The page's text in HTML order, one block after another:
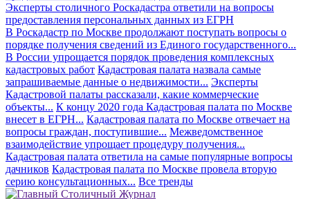
Эксперты столичного Роскадастра ответили на вопросы
предоставления персональных данных из ЕГРН
В Роскадастр по Москве продолжают поступать вопросы о
порядке получения сведений из Единого государственного...
В России упрощается порядок проведения комплексных
кадастровых работ Кадастровая палата назвала самые
запрашиваемые данные о недвижимости... Эксперты
Кадастровой палаты рассказали, какие коммерческие
объекты... К концу 2020 года Кадастровая палата по Москве
внесет в ЕГРН... Кадастровая палата по Москве отвечает на
вопросы граждан, поступившие... Межведомственное
взаимодействие упрощает процедуру получения...
Кадастровая палата ответила на самые популярные вопросы
дачников Кадастровая палата по Москве провела вторую
серию консультационных... Все тренды